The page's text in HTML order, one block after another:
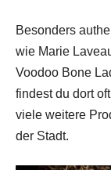
Besonders
wie Marie
Voodoo Bone
findest du dort
viele weitere
der Stadt.